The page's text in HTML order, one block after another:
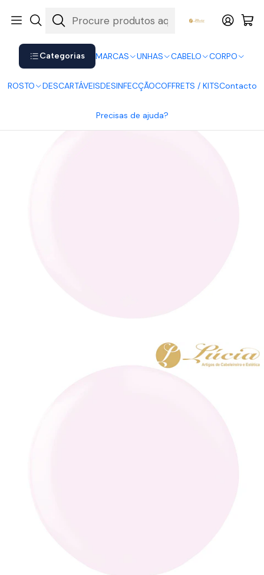
Categorias MARCAS UNHAS CABELO CORPO
ROSTO DESCARTÁVEISDESINFECÇÃOCOFFRETS / KITSContacto
Precisas de ajuda?
Shop now. Pay later with Klarna.
Andreia Verniz Gel 217